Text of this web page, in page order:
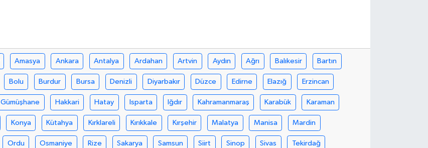
Amasya Ankara Antalya Ardahan Artvin Aydın Ağrı Balıkesir Bartın
Bolu Burdur Bursa Denizli Diyarbakır Düzce Edirne Elazığ Erzincan
Gümüşhane Hakkari Hatay Isparta Iğdır Kahramanmaraş Karabük Karaman
Konya Kütahya Kırklareli Kırıkkale Kırşehir Malatya Manisa Mardin
Ordu Osmaniye Rize Sakarya Samsun Siirt Sinop Sivas Tekirdağ